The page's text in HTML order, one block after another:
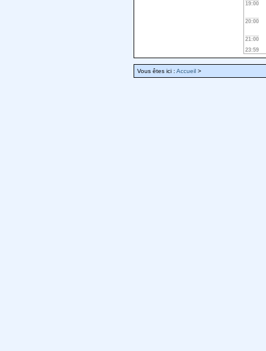
19:00
20:00
21:00
23:59
Vous êtes ici : Accueil >